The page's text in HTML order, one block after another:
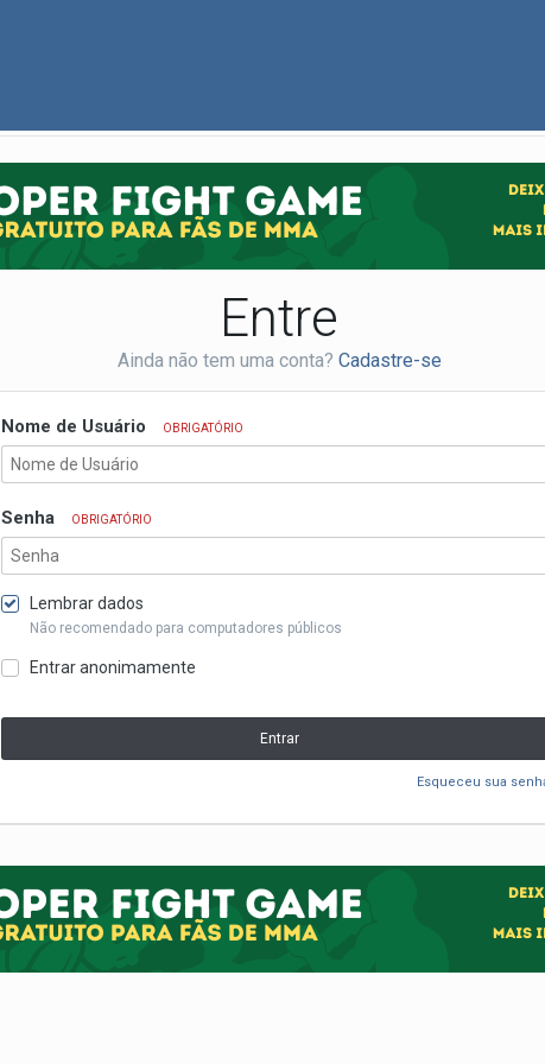
Entre
Ainda não tem uma conta? Cadastre-se
Nome de Usuário OBRIGATÓRIO
Senha OBRIGATÓRIO
Lembrar dados
Não recomendado para computadores públicos
Entrar anonimamente
Entrar
Esqueceu sua